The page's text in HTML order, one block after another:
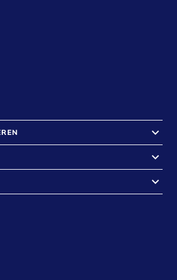
keyboard_arrow_down
keyboard_arrow_down
keyboard_arrow_down